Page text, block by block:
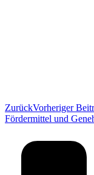
ZurückVorheriger
Fördermittel und